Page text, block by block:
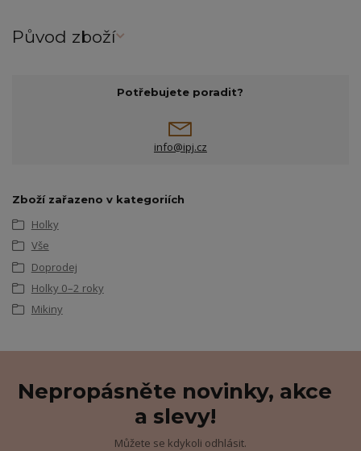
Původ zboží
Potřebujete poradit?
info@ipj.cz
Zboží zařazeno v kategoriích
Holky
Vše
Doprodej
Holky 0–2 roky
Mikiny
Nepropásněte novinky, akce
a slevy!
Můžete se kdykoli odhlásit.